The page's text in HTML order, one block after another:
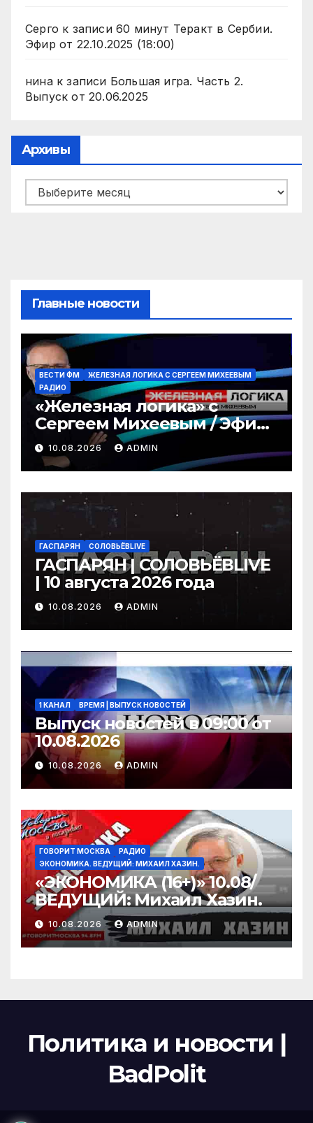
Серго к записи 60 минут Теракт в Сербии.
Эфир от 22.10.2025 (18:00)
нинак записи Большая игра. Часть 2.
Выпуск от 20.06.2025
Архивы
Архивы
Главные новости
ВЕСТИ ФМ
ЖЕЛЕЗНАЯ ЛОГИКА С СЕРГЕЕМ МИХЕЕВЫМ
РАДИО
«Железная логика» с
Сергеем Михеевым / Эфир
10.08.2026
10.08.2026 ADMIN
ГАСПАРЯН СОЛОВЬЁВLIVE
ГАСПАРЯН | СОЛОВЬЁВLIVE
| 10 августа 2026 года
10.08.2026 ADMIN
1 КАНАЛ ВРЕМЯ | ВЫПУСК НОВОСТЕЙ
Выпуск новостей в 09:00 от
10.08.2026
10.08.2026 ADMIN
ГОВОРИТ МОСКВА
РАДИО
ЭКОНОМИКА. ВЕДУЩИЙ: МИХАИЛ ХАЗИН.
«ЭКОНОМИКА (16+)» 10.08/
ВЕДУЩИЙ: Михаил Хазин.
10.08.2026 ADMIN
Политика и новости |
BadPolit